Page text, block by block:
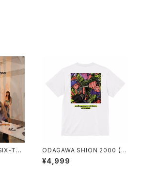
ODAGAWA SHION 2000 【ア
ートワークバージョン】
¥4,999